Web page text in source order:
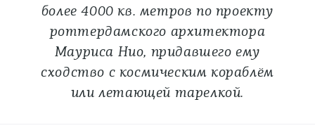
более 4000 кв. метров по проекту
роттердамского архитектора
Мауриса Нио, придавшего ему
сходство с космическим кораблём
или летающей тарелкой.